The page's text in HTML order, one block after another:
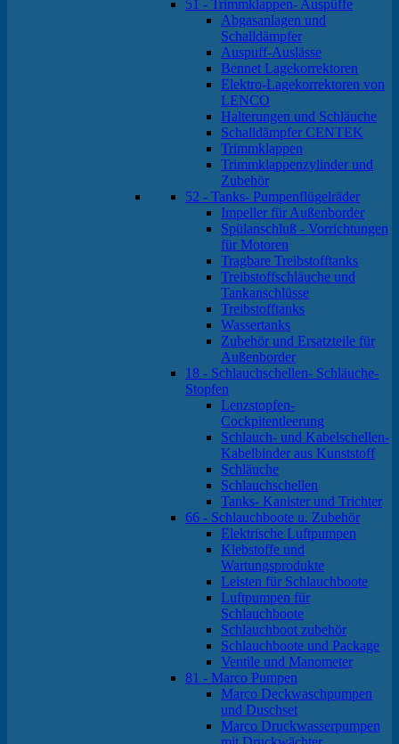
51 - Trimmklappen- Auspüffe
Abgasanlagen und
Schalldämpfer
Auspuff-Auslässe
Bennet Lagekorrektoren
Elektro-Lagekorrektoren von
LENCO
Halterungen und Schläuche
Schalldämpfer CENTEK
Trimmklappen
Trimmklappenzylinder und
Zubehör
52 - Tanks- Pumpenflügelräder
Impeller für Außenborder
Spülanschluß - Vorrichtungen
für Motoren
Tragbare Treibstofftanks
Treibstoffschläuche und
Tankanschlüsse
Treibstofftanks
Wassertanks
Zubehör und Ersatzteile für
Außenborder
18 - Schlauchschellen- Schläuche-
Stopfen
Lenzstopfen-
Cockpitentleerung
Schlauch- und Kabelschellen-
Kabelbinder aus Kunststoff
Schläuche
Schlauchschellen
Tanks- Kanister und Trichter
66 - Schlauchboote u. Zubehör
Elektrische Luftpumpen
Klebstoffe und
Wartungsprodukte
Leisten für Schlauchboote
Luftpumpen für
Schlauchboote
Schlauchboot zubehör
Schlauchboote und Package
Ventile und Manometer
81 - Marco Pumpen
Marco Deckwaschpumpen
und Duschset
Marco Druckwasserpumpen